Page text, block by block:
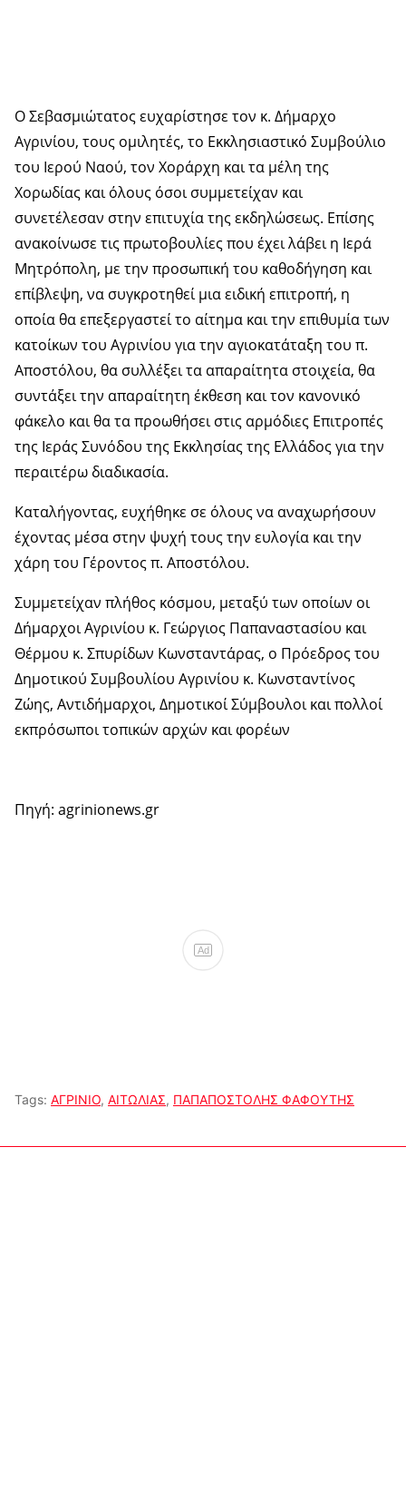
Ο Σεβασμιώτατος ευχαρίστησε τον κ. Δήμαρχο
Αγρινίου, τους ομιλητές, το Εκκλησιαστικό Συμβούλιο
του Ιερού Ναού, τον Χοράρχη και τα μέλη της
Χορωδίας και όλους όσοι συμμετείχαν και
συνετέλεσαν στην επιτυχία της εκδηλώσεως. Επίσης
ανακοίνωσε τις πρωτοβουλίες που έχει λάβει η Ιερά
Μητρόπολη, με την προσωπική του καθοδήγηση και
επίβλεψη, να συγκροτηθεί μια ειδική επιτροπή, η
οποία θα επεξεργαστεί το αίτημα και την επιθυμία των
κατοίκων του Αγρινίου για την αγιοκατάταξη του π.
Αποστόλου, θα συλλέξει τα απαραίτητα στοιχεία, θα
συντάξει την απαραίτητη έκθεση και τον κανονικό
φάκελο και θα τα προωθήσει στις αρμόδιες Επιτροπές
της Ιεράς Συνόδου της Εκκλησίας της Ελλάδος για την
περαιτέρω διαδικασία.
Καταλήγοντας, ευχήθηκε σε όλους να αναχωρήσουν
έχοντας μέσα στην ψυχή τους την ευλογία και την
χάρη του Γέροντος π. Αποστόλου.
Συμμετείχαν πλήθος κόσμου, μεταξύ των οποίων οι
Δήμαρχοι Αγρινίου κ. Γεώργιος Παπαναστασίου και
Θέρμου κ. Σπυρίδων Κωνσταντάρας, ο Πρόεδρος του
Δημοτικού Συμβουλίου Αγρινίου κ. Κωνσταντίνος
Ζώης, Αντιδήμαρχοι, Δημοτικοί Σύμβουλοι και πολλοί
εκπρόσωποι τοπικών αρχών και φορέων
Πηγή: agrinionews.gr
Ad
Tags: ΑΓΡΙΝΙΟ, ΑΙΤΩΛΙΑΣ, ΠΑΠΑΠΟΣΤΟΛΗΣ ΦΑΦΟΥΤΗΣ